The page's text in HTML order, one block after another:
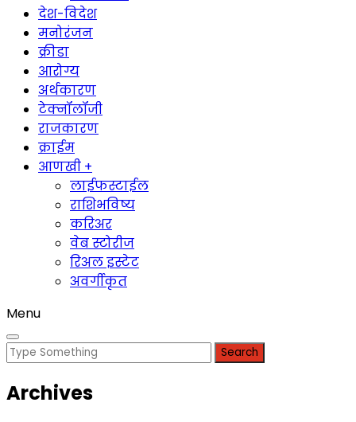
देश-विदेश
मनोरंजन
क्रीडा
आरोग्य
अर्थकारण
टेक्नॉलॉजी
राजकारण
क्राईम
आणखी +
लाईफस्टाईल
राशिभविष्य
करिअर
वेब स्टोरीज
रिअल इस्टेट
अवर्गीकृत
Menu
Search
Archives